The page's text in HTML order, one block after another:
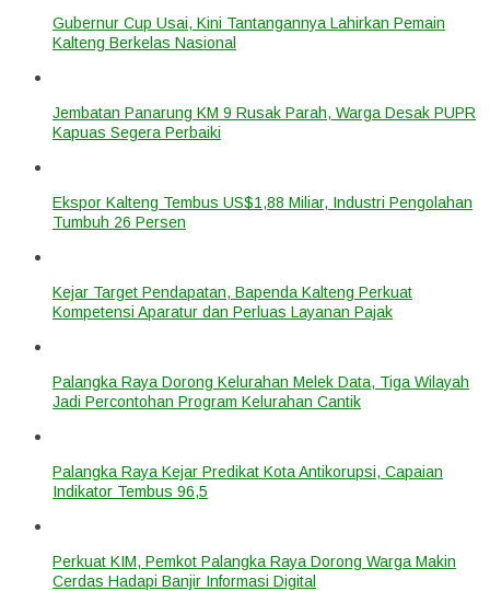
Gubernur Cup Usai, Kini Tantangannya Lahirkan Pemain
Kalteng Berkelas Nasional
Jembatan Panarung KM 9 Rusak Parah, Warga Desak PUPR
Kapuas Segera Perbaiki
Ekspor Kalteng Tembus US$1,88 Miliar, Industri Pengolahan
Tumbuh 26 Persen
Kejar Target Pendapatan, Bapenda Kalteng Perkuat
Kompetensi Aparatur dan Perluas Layanan Pajak
Palangka Raya Dorong Kelurahan Melek Data, Tiga Wilayah
Jadi Percontohan Program Kelurahan Cantik
Palangka Raya Kejar Predikat Kota Antikorupsi, Capaian
Indikator Tembus 96,5
Perkuat KIM, Pemkot Palangka Raya Dorong Warga Makin
Cerdas Hadapi Banjir Informasi Digital